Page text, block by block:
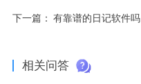
下一篇： 有靠谱的日记软件
相关问答